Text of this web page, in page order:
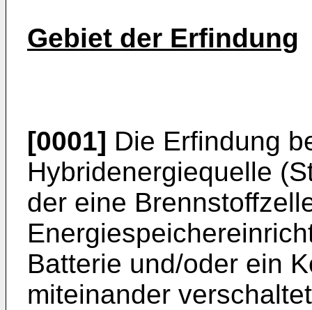
Gebiet der Erfindung
[0001] Die Erfindung
Hybridenergiequelle
der eine
Batterie und/oder ein
miteinander